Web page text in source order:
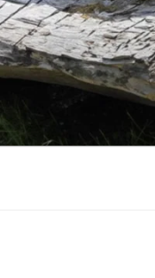
Zum
Inhalt
springen